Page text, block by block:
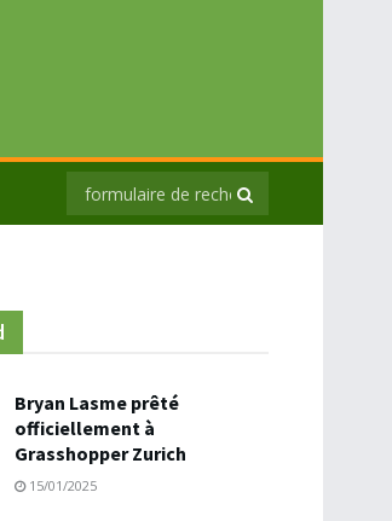
Bryan Lasme prêté
officiellement à
Grasshopper Zurich
15/01/2025